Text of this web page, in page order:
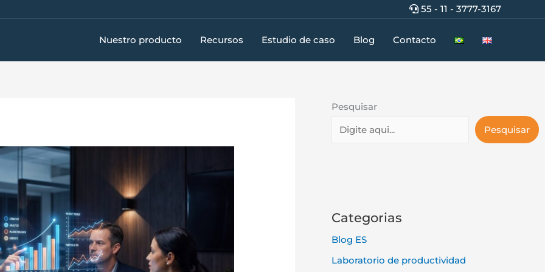
55 - 11 - 3777-3167
Nuestro producto Recursos Estudio de caso Blog Contacto
Pesquisar
Pesquisar
Categorias
Blog ES
Laboratorio de productividad